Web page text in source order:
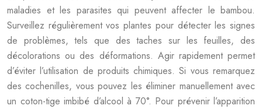
maladies et les parasites qui peuvent affecter le bambou.
Surveillez régulièrement vos plantes pour détecter les signes
de problèmes, tels que des taches sur les feuilles, des
décolorations ou des déformations. Agir rapidement permet
d’éviter l’utilisation de produits chimiques. Si vous remarquez
des cochenilles, vous pouvez les éliminer manuellement avec
un coton-tige imbibé d’alcool à 70°. Pour prévenir l’apparition